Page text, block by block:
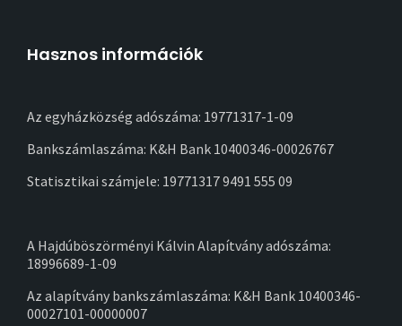
Hasznos információk
Az egyházközség adószáma: 19771317-1-09
Bankszámlaszáma: K&H Bank 10400346-00026767
Statisztikai számjele: 19771317 9491 555 09
A Hajdúböszörményi Kálvin Alapítvány adószáma:
18996689-1-09
Az alapítvány bankszámlaszáma: K&H Bank 10400346-
00027101-00000007